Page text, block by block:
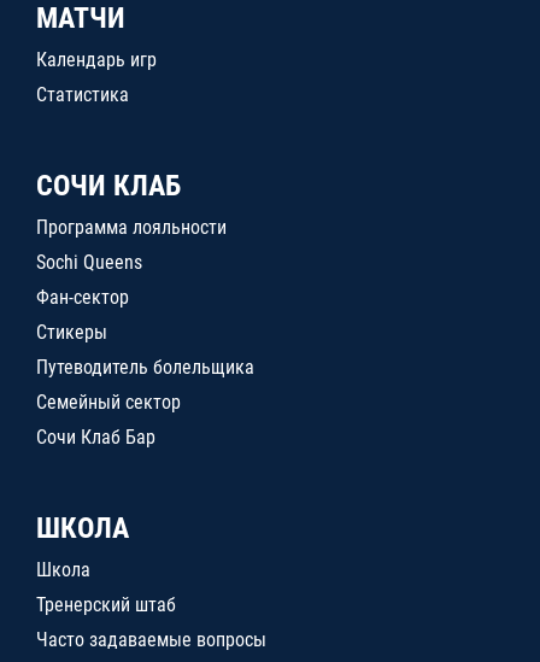
МАТЧИ
Календарь игр
Статистика
СОЧИ КЛАБ
Программа лояльности
Sochi Queens
Фан-сектор
Стикеры
Путеводитель болельщика
Семейный сектор
Сочи Клаб Бар
ШКОЛА
Школа
Тренерский штаб
Часто задаваемые вопросы